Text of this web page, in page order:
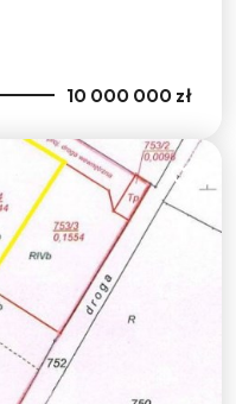
10 000 000 zł
Dodaj